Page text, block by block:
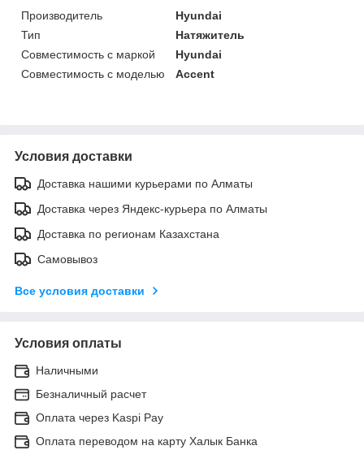
Производитель
Hyundai
Тип
Натяжитель
Совместимость с маркой
Hyundai
Совместимость с моделью
Accent
Условия доставки
Доставка нашими курьерами по Алматы
Доставка через Яндекс-курьера по Алматы
Доставка по регионам Казахстана
Самовывоз
Все условия доставки
Условия оплаты
Наличными
Безналичный расчет
Оплата через Kaspi Pay
Оплата переводом на карту Халык Банка